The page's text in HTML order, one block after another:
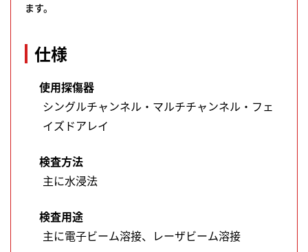
ます。
仕様
使用探傷器
シングルチャンネル・マルチチャンネル・フェ
イズドアレイ
検査方法
主に水浸法
検査用途
主に電子ビーム溶接、レーザビーム溶接